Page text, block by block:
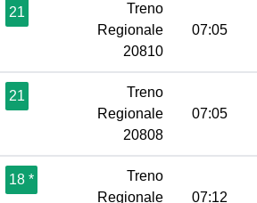
21
Treno
Regionale
20810
07:05
21
Treno
Regionale
20808
07:05
18 *
Treno
Regionale
07:12